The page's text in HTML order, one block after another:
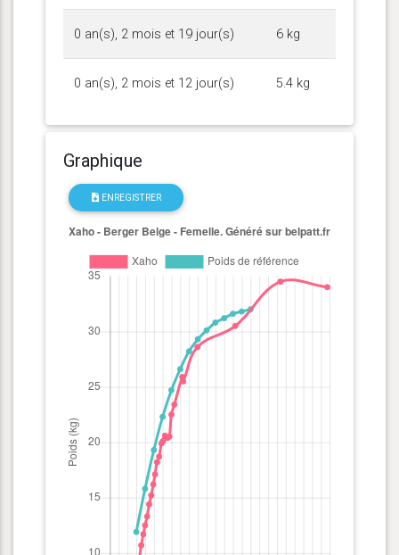
0 an(s), 2 mois et 19 jour(s) 6 kg
0 an(s), 2 mois et 12 jour(s) 5.4 kg
Graphique
ENREGISTRER